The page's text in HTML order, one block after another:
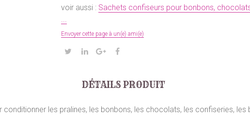
voir aussi : Sachets confiseurs pour bonbons,
Envoyer cette page à un(e) ami(e)
DÉTAILS PRODUIT
les pralines, les bonbons, les chocolats, les confiseries, les